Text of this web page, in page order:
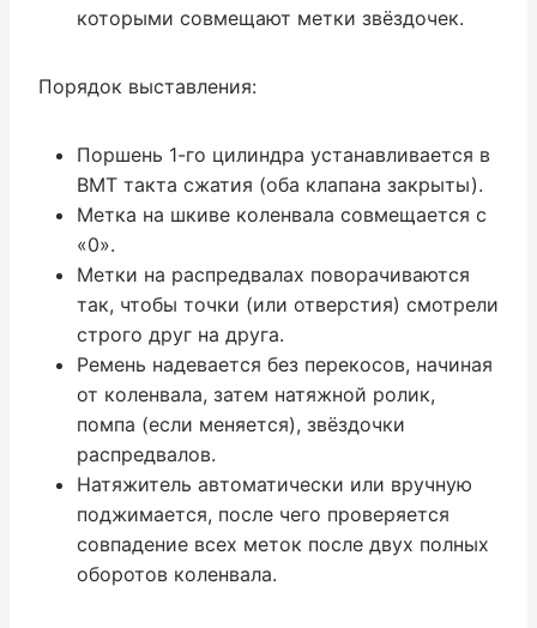
которыми совмещают метки звёздочек.
Порядок выставления:
Поршень 1-го цилиндра устанавливается в
ВМТ такта сжатия (оба клапана закрыты).
Метка на шкиве коленвала совмещается с
«0».
Метки на распредвалах поворачиваются
так, чтобы точки (или отверстия) смотрели
строго друг на друга.
Ремень надевается без перекосов, начиная
от коленвала, затем натяжной ролик,
помпа (если меняется), звёздочки
распредвалов.
Натяжитель автоматически или вручную
поджимается, после чего проверяется
совпадение всех меток после двух полных
оборотов коленвала.